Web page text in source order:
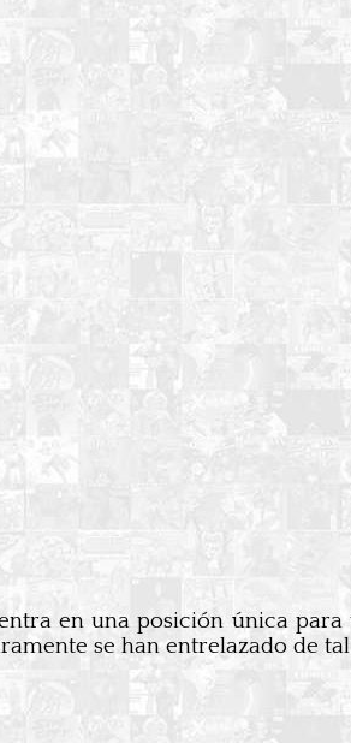
en una posición única
se han entrelazado de